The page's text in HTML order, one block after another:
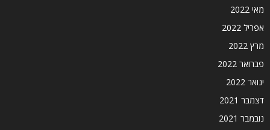
מאי 2022
אפריל 2022
מרץ 2022
פברואר 2022
ינואר 2022
דצמבר 2021
נובמבר 2021